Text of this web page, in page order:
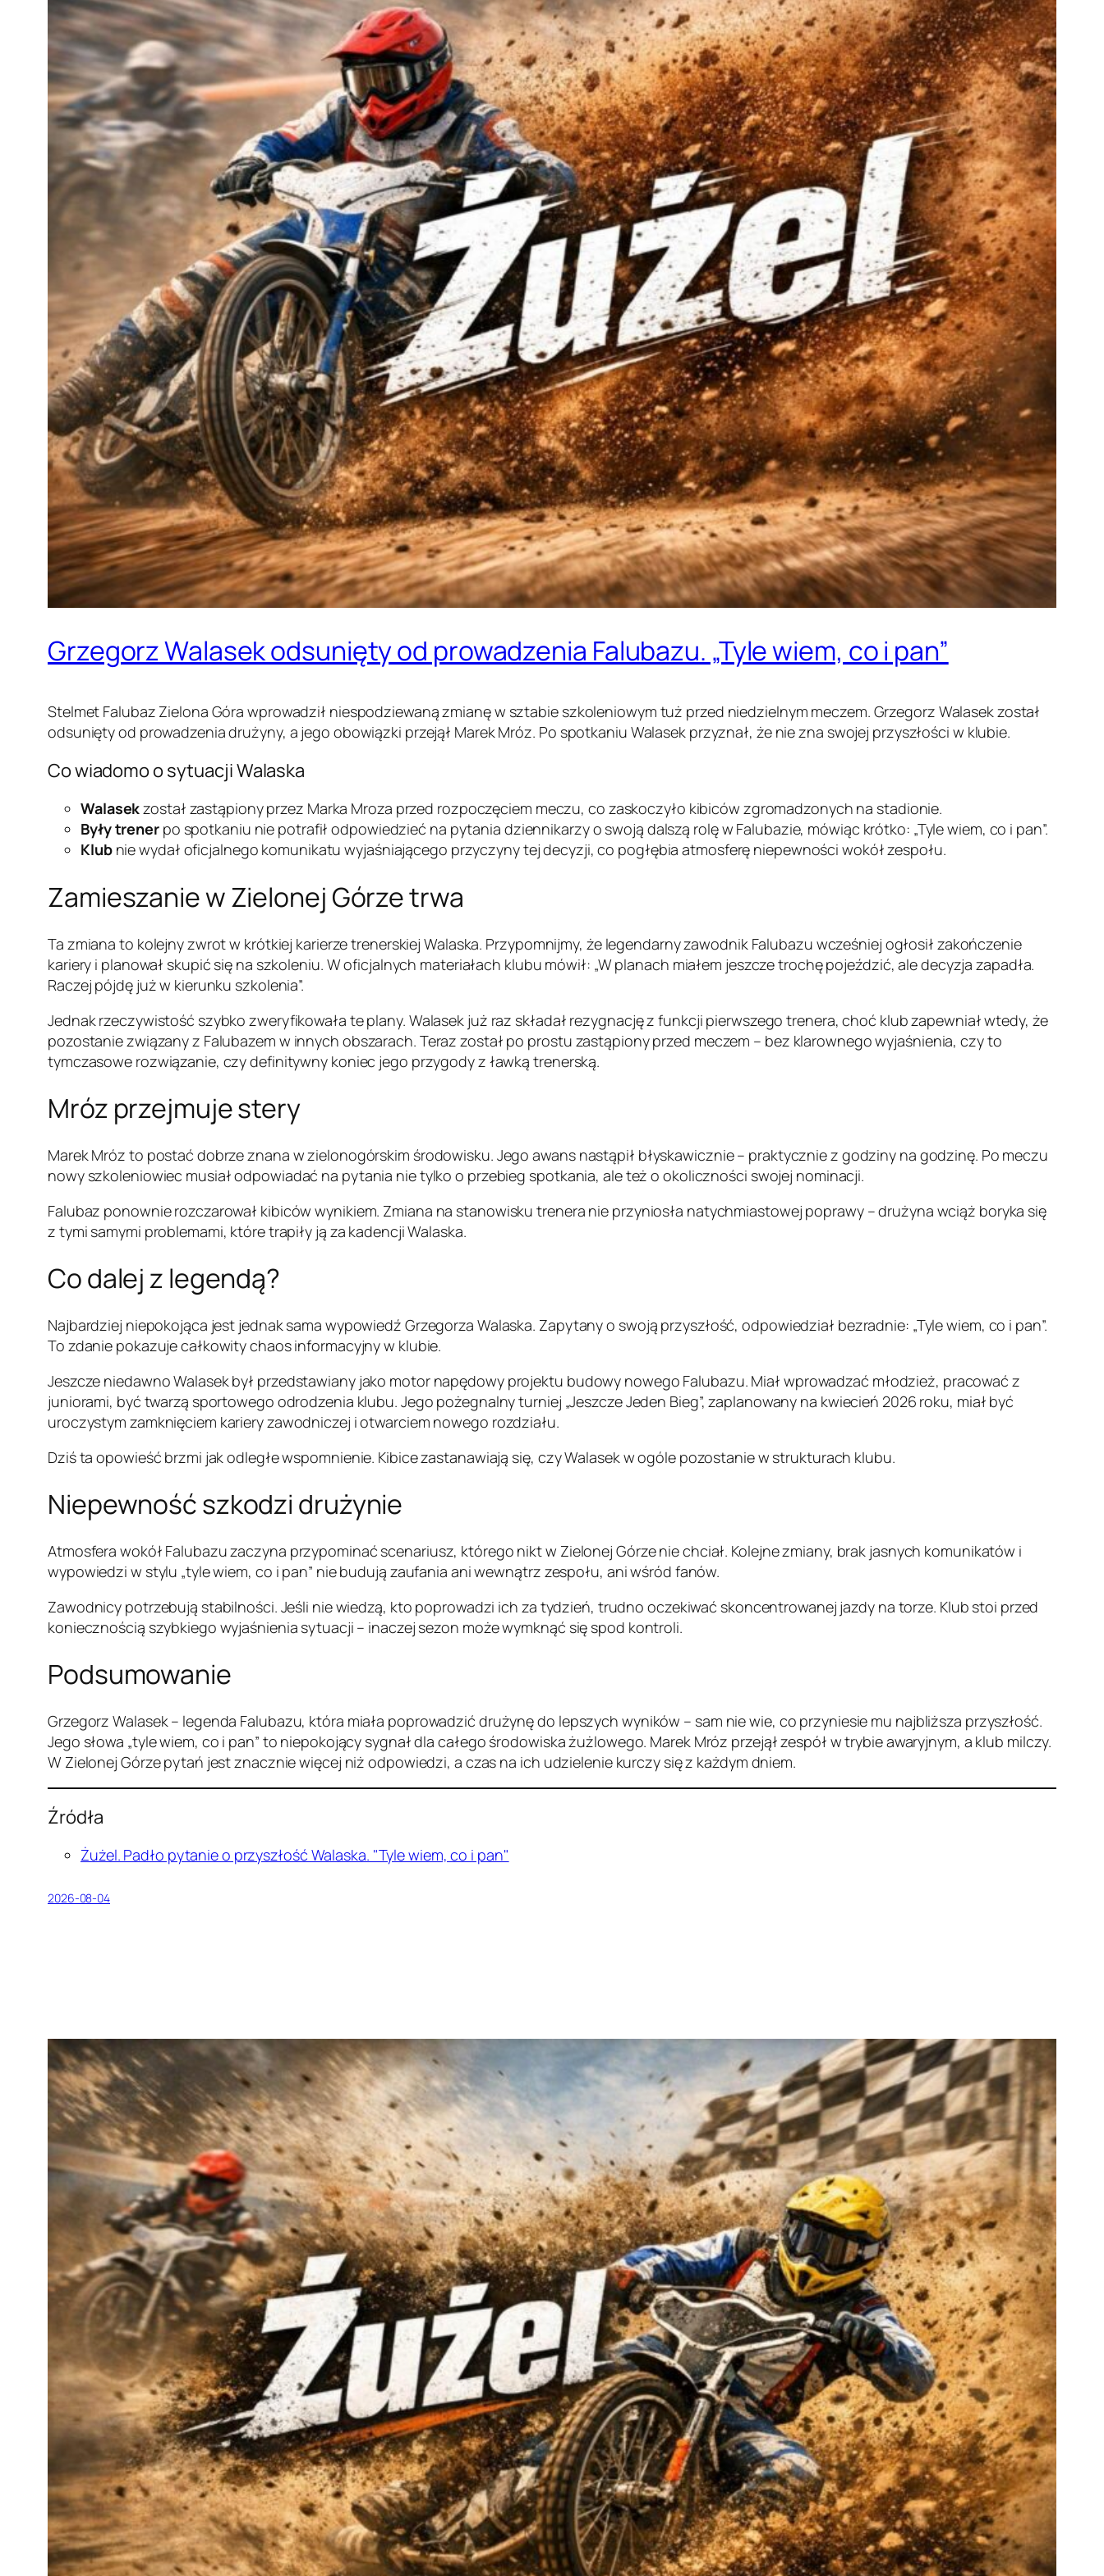
Grzegorz Walasek odsunięty od prowadzenia Falubazu. „Tyle wiem, co i pan”
Stelmet Falubaz Zielona Góra wprowadził niespodziewaną zmianę w sztabie szkoleniowym tuż przed niedzielnym meczem. Grzegorz Walasek został
odsunięty od prowadzenia drużyny, a jego obowiązki przejął Marek Mróz. Po spotkaniu Walasek przyznał, że nie zna swojej przyszłości w klubie.
Co wiadomo o sytuacji Walaska
Walasekzostał zastąpiony przez Marka Mroza przed rozpoczęciem meczu, co zaskoczyło kibiców zgromadzonych na stadionie.
Były trenerpo spotkaniu nie potrafił odpowiedzieć na pytania dziennikarzy o swoją dalszą rolę w Falubazie, mówiąc krótko: „Tyle wiem, co i pan”.
Klubnie wydał oficjalnego komunikatu wyjaśniającego przyczyny tej decyzji, co pogłębia atmosferę niepewności wokół zespołu.
Zamieszanie w Zielonej Górze trwa
Ta zmiana to kolejny zwrot w krótkiej karierze trenerskiej Walaska. Przypomnijmy, że legendarny zawodnik Falubazu wcześniej ogłosił zakończenie
kariery i planował skupić się na szkoleniu. W oficjalnych materiałach klubu mówił: „W planach miałem jeszcze trochę pojeździć, ale decyzja zapadła.
Raczej pójdę już w kierunku szkolenia”.
Jednak rzeczywistość szybko zweryfikowała te plany. Walasek już raz składał rezygnację z funkcji pierwszego trenera, choć klub zapewniał wtedy, że
pozostanie związany z Falubazem w innych obszarach. Teraz został po prostu zastąpiony przed meczem – bez klarownego wyjaśnienia, czy to
tymczasowe rozwiązanie, czy definitywny koniec jego przygody z ławką trenerską.
Mróz przejmuje stery
Marek Mróz to postać dobrze znana w zielonogórskim środowisku. Jego awans nastąpił błyskawicznie – praktycznie z godziny na godzinę. Po meczu
nowy szkoleniowiec musiał odpowiadać na pytania nie tylko o przebieg spotkania, ale też o okoliczności swojej nominacji.
Falubaz ponownie rozczarował kibiców wynikiem. Zmiana na stanowisku trenera nie przyniosła natychmiastowej poprawy – drużyna wciąż boryka się
z tymi samymi problemami, które trapiły ją za kadencji Walaska.
Co dalej z legendą?
Najbardziej niepokojąca jest jednak sama wypowiedź Grzegorza Walaska. Zapytany o swoją przyszłość, odpowiedział bezradnie: „Tyle wiem, co i pan”.
To zdanie pokazuje całkowity chaos informacyjny w klubie.
Jeszcze niedawno Walasek był przedstawiany jako motor napędowy projektu budowy nowego Falubazu. Miał wprowadzać młodzież, pracować z
juniorami, być twarzą sportowego odrodzenia klubu. Jego pożegnalny turniej „Jeszcze Jeden Bieg”, zaplanowany na kwiecień 2026 roku, miał być
uroczystym zamknięciem kariery zawodniczej i otwarciem nowego rozdziału.
Dziś ta opowieść brzmi jak odległe wspomnienie. Kibice zastanawiają się, czy Walasek w ogóle pozostanie w strukturach klubu.
Niepewność szkodzi drużynie
Atmosfera wokół Falubazu zaczyna przypominać scenariusz, którego nikt w Zielonej Górze nie chciał. Kolejne zmiany, brak jasnych komunikatów i
wypowiedzi w stylu „tyle wiem, co i pan” nie budują zaufania ani wewnątrz zespołu, ani wśród fanów.
Zawodnicy potrzebują stabilności. Jeśli nie wiedzą, kto poprowadzi ich za tydzień, trudno oczekiwać skoncentrowanej jazdy na torze. Klub stoi przed
koniecznością szybkiego wyjaśnienia sytuacji – inaczej sezon może wymknąć się spod kontroli.
Podsumowanie
Grzegorz Walasek – legenda Falubazu, która miała poprowadzić drużynę do lepszych wyników – sam nie wie, co przyniesie mu najbliższa przyszłość.
Jego słowa „tyle wiem, co i pan” to niepokojący sygnał dla całego środowiska żużlowego. Marek Mróz przejął zespół w trybie awaryjnym, a klub milczy.
W Zielonej Górze pytań jest znacznie więcej niż odpowiedzi, a czas na ich udzielenie kurczy się z każdym dniem.
Źródła
Żużel. Padło pytanie o przyszłość Walaska. "Tyle wiem, co i pan"
2026-08-04